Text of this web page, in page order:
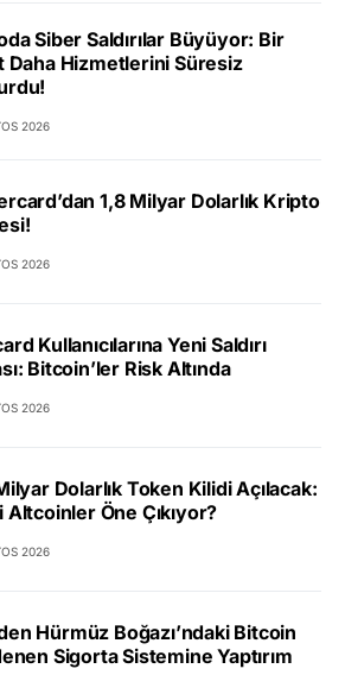
Siber Saldırılar Büyüyor: Bir
Daha Hizmetlerini Süresiz
2026
1,8 Milyar Dolarlık Kripto
2026
Kullanıcılarına Yeni Saldırı
Bitcoin’ler Risk Altında
2026
Dolarlık Token Kilidi Açılacak:
Altcoinler Öne Çıkıyor?
2026
Hürmüz Boğazı’ndaki Bitcoin
Sigorta Sistemine Yaptırım